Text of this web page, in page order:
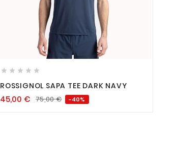
  
    
ROSSIGNOL SAPA TEE DARK NAVY
45,00€ 75,00€ -40%